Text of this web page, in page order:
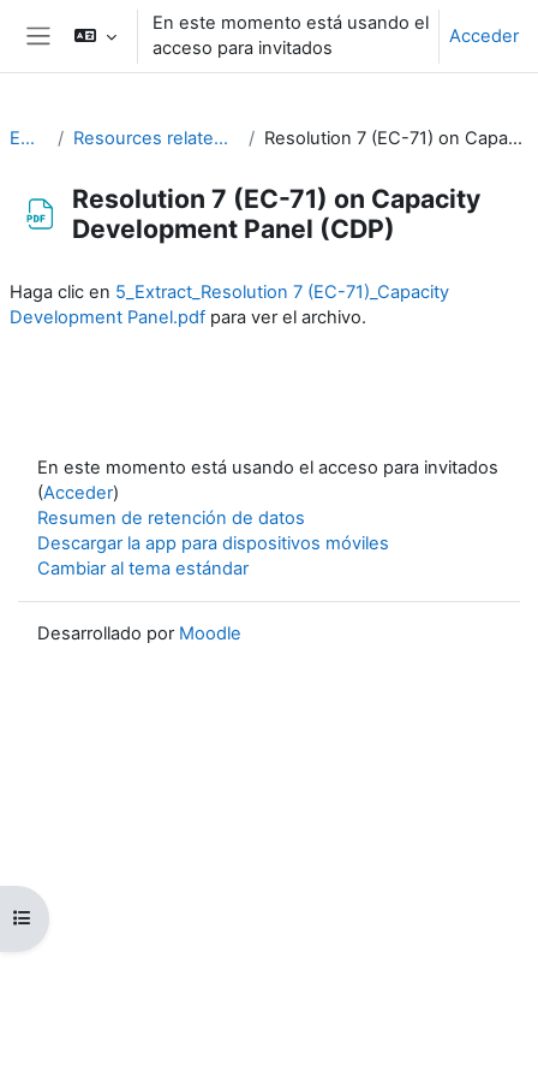
Salta al contenido principal
Panel lateral
En este momento está usando el
acceso para invitados
Acceder
Abrir índice del curso
EC-CDP Resources related to the work of CDP Resolution 7 (EC-71) on Capacity Development Panel (CDP)
Resolution 7 (EC-71) on Capacity
Development Panel (CDP)
Haga clic en 5_Extract_Resolution 7 (EC-71)_Capacity
Development Panel.pdf para ver el archivo.
En este momento está usando el acceso para invitados
(Acceder)
Resumen de retención de datos
Descargar la app para dispositivos móviles
Cambiar al tema estándar
Desarrollado por Moodle